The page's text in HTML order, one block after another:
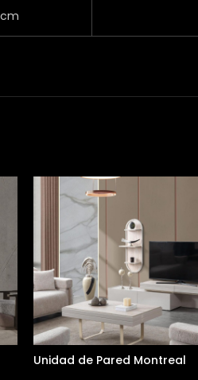
Unidad de Pared Montreal